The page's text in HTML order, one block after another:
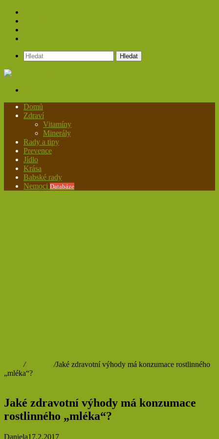
Hledat
Domů
Zdraví
Vitamíny
Minerály
Rady a tipy
Prevence
Jídlo
Krása
Babské rady
Nemoci Databáze
/Prevence /Jaké zdravotní výhody má konzumace rostlinného
„mléka“?
Jaké zdravotní výhody má konzumace
rostlinného „mléka“?
Daniela17.2.2017